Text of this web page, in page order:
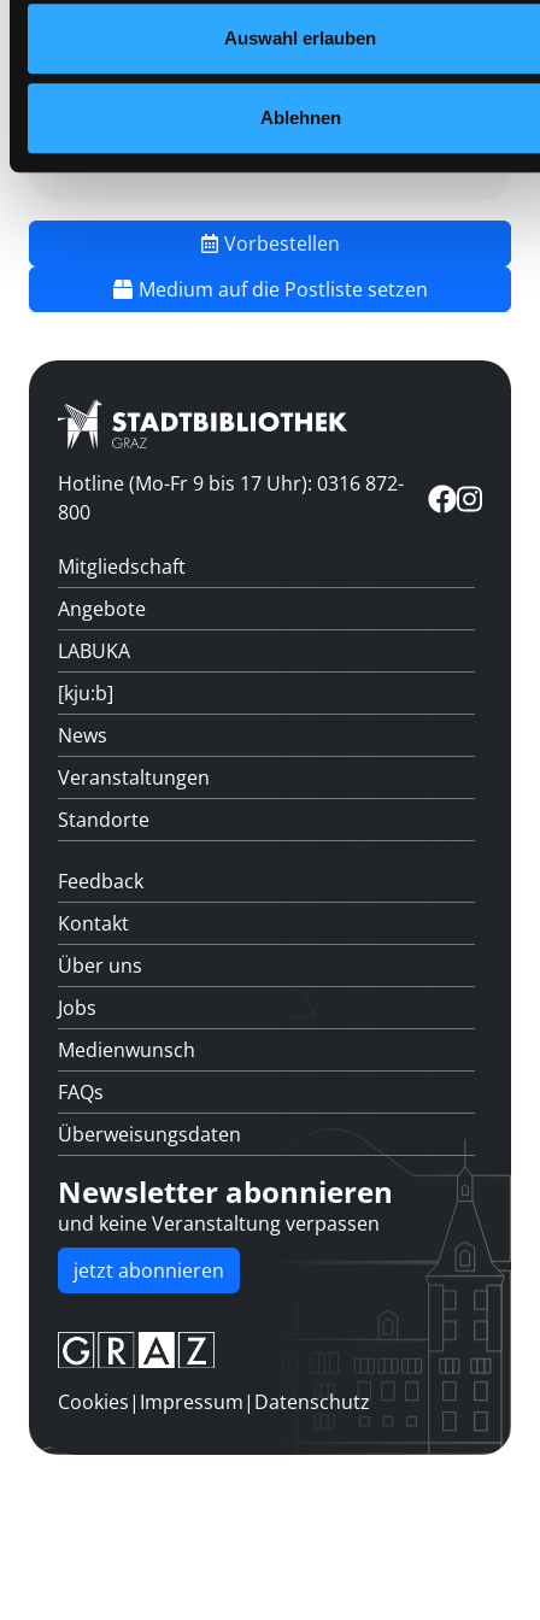
Auswahl erlauben
Ablehnen
Vorbestellungen:0
Belletristik
Frist:
2101SB02951
Standort 3:
Vorbestellen
Medium auf die Postliste setzen
Hotline (Mo-Fr 9 bis 17 Uhr): 0316 872-
800
Mitgliedschaft
Angebote
LABUKA
[kju:b]
News
Veranstaltungen
Standorte
Feedback
Kontakt
Über uns
Jobs
Medienwunsch
FAQs
Überweisungsdaten
Newsletter abonnieren
und keine Veranstaltung verpassen
jetzt abonnieren
Cookies| Impressum| Datenschutz